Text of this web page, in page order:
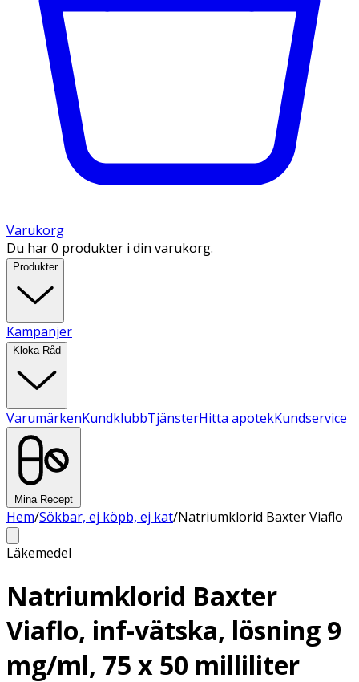
Varukorg
Du har 0 produkter i din varukorg.
Produkter
Kampanjer
Kloka Råd
VarumärkenKundklubbTjänsterHitta apotekKundservice
Mina Recept
Hem/Sökbar, ej köpb, ej kat/Natriumklorid Baxter Viaflo
Läkemedel
Natriumklorid Baxter
Viaflo, inf-vätska, lösning 9
mg/ml, 75 x 50 milliliter